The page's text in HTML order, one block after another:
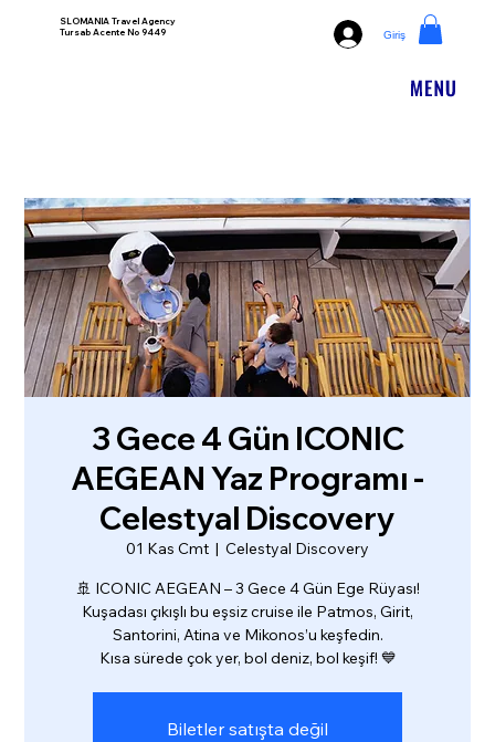
SLOMANIA Travel Agency
Tursab Acente No 9449
Giriş
3 Gece 4 Gün ICONIC
AEGEAN Yaz Programı -
Celestyal Discovery
01 Kas Cmt
  |
Celestyal Discovery
🚢 ICONIC AEGEAN – 3 Gece 4 Gün Ege Rüyası!
Kuşadası çıkışlı bu eşsiz cruise ile Patmos, Girit,
Santorini, Atina ve Mikonos’u keşfedin.
Kısa sürede çok yer, bol deniz, bol keşif! 💙
Biletler satışta değil